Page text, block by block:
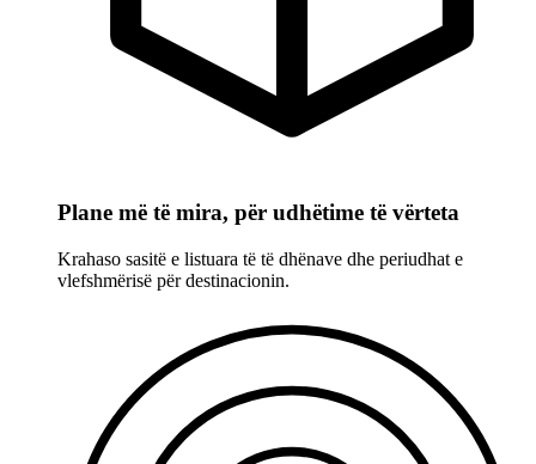
Plane më të mira, për udhëtime të vërteta
Krahaso sasitë e listuara të të dhënave dhe periudhat e
vlefshmërisë për destinacionin.